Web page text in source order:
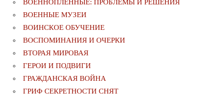
ВОЕННОПЛЕННЫЕ: ПРОБЛЕМЫ И РЕШЕНИЯ
ВОЕННЫЕ МУЗЕИ
ВОИНСКОЕ ОБУЧЕНИЕ
ВОСПОМИНАНИЯ И ОЧЕРКИ
ВТОРАЯ МИРОВАЯ
ГЕРОИ И ПОДВИГИ
ГРАЖДАНСКАЯ ВОЙНА
ГРИФ СЕКРЕТНОСТИ СНЯТ